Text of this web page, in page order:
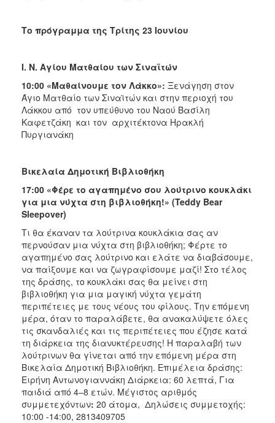
Το πρόγραμμα της Τρίτης 23 Ιουνίου
Ι. Ν. Αγίου Ματθαίου των Σιναϊτών
10:00 «Μαθαίνουμε τον Λάκκο»: Ξενάγηση στον
Άγιο Ματθαίο των Σιναϊτών και στην περιοχή του
Λάκκου από τον υπεύθυνο του Ναού Βασίλη
Καφετζάκη και τον αρχιτέκτονα Ηρακλή
Πυργιανάκη
Βικελαία Δημοτική Βιβλιοθήκη
17:00 «Φέρε το αγαπημένο σου λούτρινο κουκλάκι
για μια νύχτα στη βιβλιοθήκη!» (Teddy Bear
Sleepover)
Τι θα έκαναν τα λούτρινα κουκλάκια σας αν
περνούσαν μια νύχτα στη βιβλιοθήκη; Φέρτε το
αγαπημένο σας λούτρινο και ελάτε να διαβάσουμε,
να παίξουμε και να ζωγραφίσουμε μαζί! Στο τέλος
της δράσης, το κουκλάκι σας θα μείνει στη
βιβλιοθήκη για μια μαγική νύχτα γεμάτη
περιπέτειες με τους νέους του φίλους. Την επόμενη
μέρα, όταν το παραλάβετε, θα ανακαλύψετε όλες
τις σκανδαλιές και τις περιπέτειες που έζησε κατά
τη διάρκεια της διανυκτέρευσης! Η παραλαβή των
λούτρινων θα γίνεται από την επόμενη μέρα στη
Βικελαία Δημοτική Βιβλιοθήκη. Επιμέλεια δράσης:
Ειρήνη Αντωνογιαννάκη Διάρκεια: 60 λεπτά, Για
παιδιά από 4–8 ετών. Μέγιστος αριθμός
συμμετεχόντων: 20 άτομα, Δηλώσεις συμμετοχής:
10:00 -14:00, 2813409705